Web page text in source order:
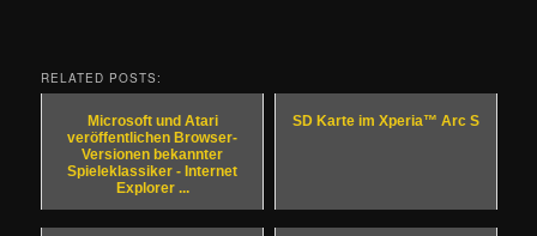
RELATED POSTS:
Microsoft und Atari
veröffentlichen Browser-
Versionen bekannter
Spieleklassiker - Internet
Explorer ...
SD Karte im Xperia™ Arc S